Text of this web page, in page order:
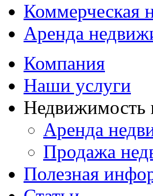
Коммерческая
Аренда
Компания
Наши услуги
Недвижимость
Аренда
Продажа
Полезная